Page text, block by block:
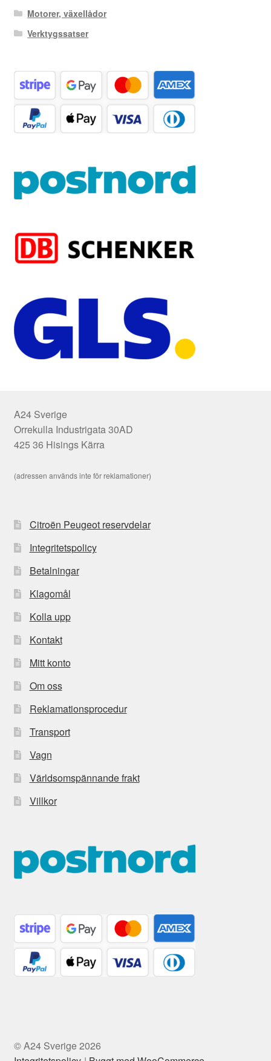
Motorer, växellådor
Verktygssatser
A24 Sverige
Orrekulla Industrigata 30AD
425 36 Hisings Kärra
(adressen används inte för reklamationer)
Citroën Peugeot reservdelar
Integritetspolicy
Betalningar
Klagomål
Kolla upp
Kontakt
Mitt konto
Om oss
Reklamationsprocedur
Transport
Vagn
Världsomspännande frakt
Villkor
© A24 Sverige 2026